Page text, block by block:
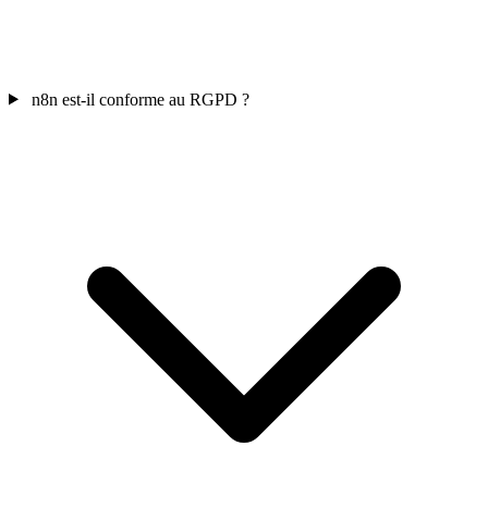
n8n est-il conforme au RGPD ?